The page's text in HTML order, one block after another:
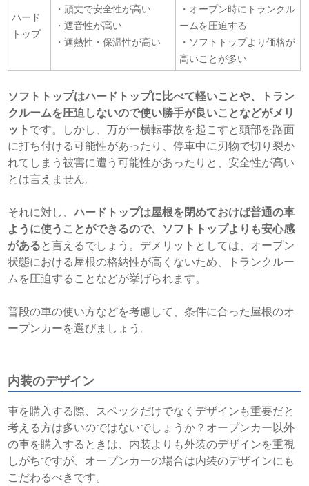
ハード
トップ
・頑丈で安全性が高い
・遮音性が高い
・遮熱性・保温性が高い
・オープン時にトランクル
ームを圧迫する
・ソフトトップより価格が
高いことが多い
ソフトトップはハードトップに比べて軽いことや、トラン
クルームを圧迫しないので使い勝手が良いことなどがメリ
ット です。しかし、万が一横転事故を起こすと頭部を路面
に打ち付ける可能性があったり、停車中に刃物で切り裂か
れてしまう被害に遭う可能性があったりと、安全性が高い
とは言えません。
それに対し、ハードトップは屋根を閉めておけば普通の車
ように使うことができるので、ソフトトップよりも安心感
がある と言えるでしょう。デメリットとしては、オープン
状態における屋根の格納性が高くないため、トランクルー
ムを圧迫することなどが挙げられます。
普段の車の使い方などを考慮して、条件に合った屋根のオ
ープンカーを選びましょう。
内装のデザイン
車を購入する際、スペックだけでなくデザインも重要だと
考える方は多いのではないでしょうか？オープンカー以外
の車を購入するときは、内装よりも外装のデザインを重視
しがちですが、オープンカーの場合は内装のデザインにも
こだわるべきです。